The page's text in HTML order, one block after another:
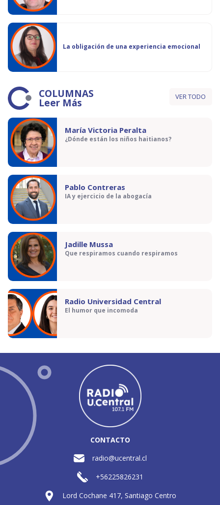
La obligación de una experiencia emocional
COLUMNAS
Leer Más VER TODO
María Victoria Peralta
¿Dónde están los niños haitianos?
Pablo Contreras
IA y ejercicio de la abogacía
Jadille Mussa
Que respiramos cuando respiramos
Radio Universidad Central
El humor que incomoda
CONTACTO
radio@ucentral.cl
+56225826231
Lord Cochane 417, Santiago Centro